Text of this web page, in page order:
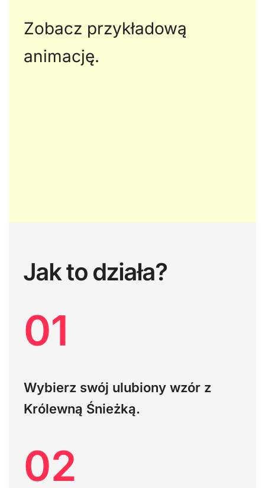
Zobacz przykładową
animację.
Jak to działa?
01
Wybierz swój ulubiony wzór z
Królewną Śnieżką.
02